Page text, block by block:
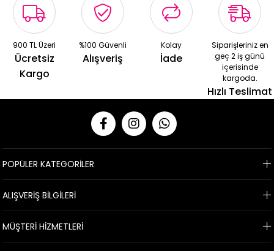
900 TL Üzeri
Ücretsiz
Kargo
%100 Güvenli
Alışveriş
Kolay
İade
Siparişleriniz en
geç 2 iş günü
içerisinde
kargoda.
Hızlı Teslimat
POPÜLER KATEGORİLER
ALIŞVERİŞ BİLGİLERİ
MÜŞTERİ HİZMETLERİ